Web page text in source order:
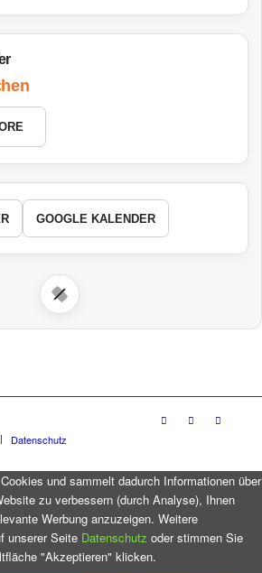
GOOGLE KALENDER
Datenschutz
und sammelt dadurch Informationen über
zu verbessern (durch Analyse), Ihnen
Werbung anzuzeigen. Weitere
unserer Seite Datenschutz oder stimmen Sie
"Akzeptieren" klicken.